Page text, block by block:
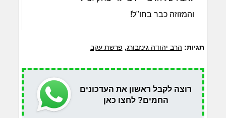
והמזוזה כבר בחו"ל!
תגיות: הרב יהודה גינזבורג, פרשת עקב
רוצה לקבל ראשון את העדכונים
החמים? לחצו כאן